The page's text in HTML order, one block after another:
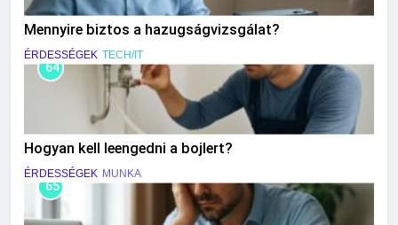
Mennyire biztos a hazugságvizsgálat?
ÉRDESSÉGEK TECH/IT
64
Hogyan kell leengedni a bojlert?
ÉRDESSÉGEK MUNKA
65